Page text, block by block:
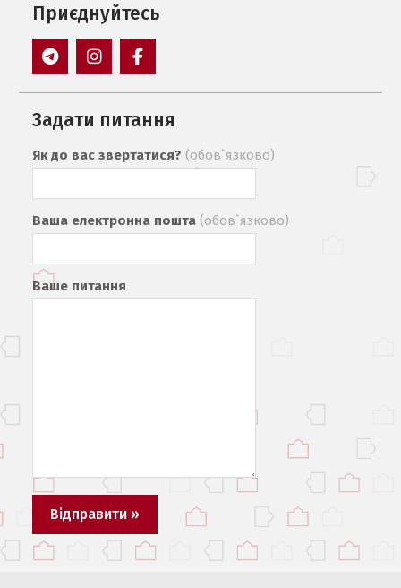
Приєднуйтесь
Задати питання
Як до вас звертатися? (обов`язково)
Ваша електронна пошта (обов`язково)
Ваше питання